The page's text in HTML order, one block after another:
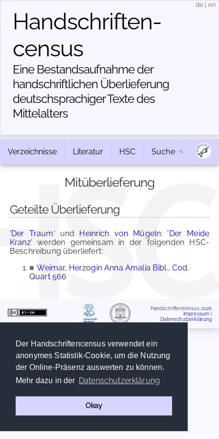
Der Handschriftencensus verwendet ein
anonymes Statistik-Cookie, um die Nutzung
der Online-Präsenz auswerten zu können.
Mehr dazu in der Datenschutzerklärung
Okay
Handschriften­
census
Eine Bestandsaufnahme der
handschriftlichen Über­lieferung
deutschsprachiger Texte des
Mittelalters
de en
Verzeichnisse Literatur HSC Suche
Mitüberlieferung
Geteilte Überlieferung
'Der Traum' und Heinrich von Mügeln: 'Der Meide
Kranz' werden gemeinsam in der folgenden HSC-
Beschreibung überliefert:
■ Weimar, Herzogin Anna Amalia Bibl., Cod.
Quart 566
Handschriftencensus 2026
Impressum
Datenschutzerklärung